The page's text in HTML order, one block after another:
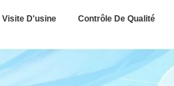
Visite D'usine Contrôle De Qualité